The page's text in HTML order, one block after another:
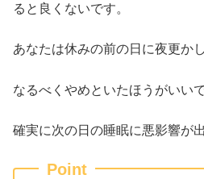
ると良くないです。
あなたは休みの前の日に夜更か
なるべくやめといたほうがいいで
確実に次の日の睡眠に悪影響が出
Point